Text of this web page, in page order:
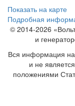
Показать на карте
Подробная
© 2014-2026
и
Вся информация на
и не
положениями